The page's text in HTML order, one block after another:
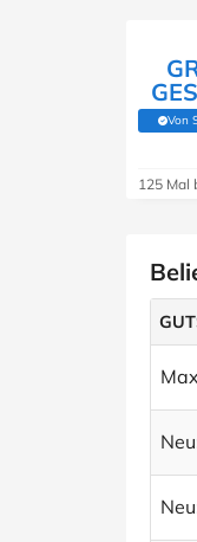
Von
125 Mal